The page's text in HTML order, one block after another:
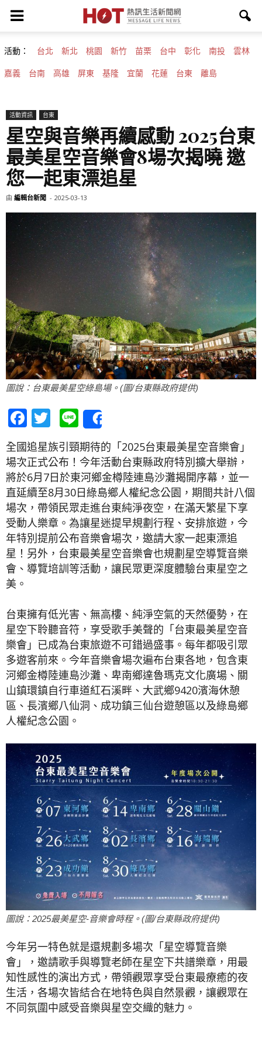
活動： 台北 新北 桃園 新竹 苗栗 台中 彰化 南投 雲林
嘉義 台南 高雄 屏東 基隆 宜蘭 花蓮 台東 離島
活動資訊 台東
星空與音樂再續感動 2025台東
最美星空音樂會8場次揭曉 邀
您一起東漂追星
由 編輯台新聞 - 2025-03-13
圖說：台東最美星空綠島場。(圖/台東縣政府提供)
Facebook
Twitter
Line
全國追星族引頸期待的「2025台東最美星空音樂會」
場次正式公布！今年活動台東縣政府特別擴大舉辦，
將於6月7日於東河鄉金樽陸連島沙灘揭開序幕，並一
直延續至8月30日綠島鄉人權紀念公園，期間共計八個
場次，帶領民眾走進台東純淨夜空，在滿天繁星下享
受動人樂章。為讓星迷提早規劃行程、安排旅遊，今
年特別提前公布音樂會場次，邀請大家一起東漂追
星！另外，台東最美星空音樂會也規劃星空導覽音樂
會、導覽培訓等活動，讓民眾更深度體驗台東星空之
美。
台東擁有低光害、無高樓、純淨空氣的天然優勢，在
星空下聆聽音符，享受歌手美聲的「台東最美星空音
樂會」已成為台東旅遊不可錯過盛事。每年都吸引眾
多遊客前來。今年音樂會場次遍布台東各地，包含東
河鄉金樽陸連島沙灘、卑南鄉達魯瑪克文化廣場、關
山鎮環鎮自行車道紅石溪畔、大武鄉9420濱海休憩
區、長濱鄉八仙洞、成功鎮三仙台遊憩區以及綠島鄉
人權紀念公園。
圖說：2025最美星空-音樂會時程。(圖/台東縣政府提供)
今年另一特色就是還規劃多場次「星空導覽音樂
會」，邀請歌手與導覽老師在星空下共譜樂章，用最
知性感性的演出方式，帶領觀眾享受台東最療癒的夜
生活，各場次皆結合在地特色與自然景觀，讓觀眾在
不同氛圍中感受音樂與星空交織的魅力。